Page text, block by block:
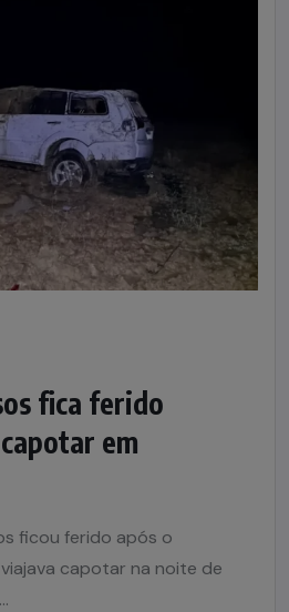
fica ferido
em
ficou ferido após o
capotar na noite de